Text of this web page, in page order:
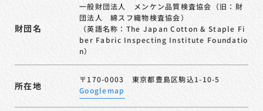
財団名
一般財団法人 メンケン品質検査協会（旧：財
団法人 綿スフ織物検査協会）
（英語名称：The Japan Cotton & Staple Fi
ber Fabric Inspecting Institute Foundatio
n）
所在地
〒170-0003 東京都豊島区駒込1-10-5
Googlemap